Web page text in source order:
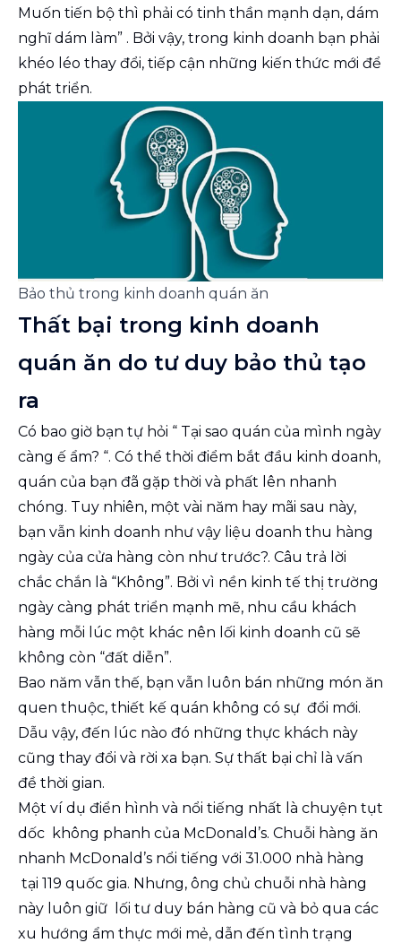
Muốn tiến bộ thì phải có tinh thần mạnh dạn, dám
nghĩ dám làm” . Bởi vậy, trong kinh doanh bạn phải
khéo léo thay đổi, tiếp cận những kiến thức mới để
phát triển.
Bảo thủ trong kinh doanh quán ăn
Thất bại trong kinh doanh
quán ăn do tư duy bảo thủ tạo
ra
Có bao giờ bạn tự hỏi “ Tại sao quán của mình ngày
càng ế ẩm? “. Có thể thời điểm bắt đầu kinh doanh,
quán của bạn đã gặp thời và phất lên nhanh
chóng. Tuy nhiên, một vài năm hay mãi sau này,
bạn vẫn kinh doanh như vậy liệu doanh thu hàng
ngày của cửa hàng còn như trước?. Câu trả lời
chắc chắn là “Không”. Bởi vì nền kinh tế thị trường
ngày càng phát triển mạnh mẽ, nhu cầu khách
hàng mỗi lúc một khác nên lối kinh doanh cũ sẽ
không còn “đất diễn”.
Bao năm vẫn thế, bạn vẫn luôn bán những món ăn
quen thuộc, thiết kế quán không có sự đổi mới.
Dẫu vậy, đến lúc nào đó những thực khách này
cũng thay đổi và rời xa bạn. Sự thất bại chỉ là vấn
đề thời gian.
Một ví dụ điển hình và nổi tiếng nhất là chuyện tụt
dốc không phanh của McDonald’s. Chuỗi hàng ăn
nhanh McDonald’s nổi tiếng với 31.000 nhà hàng
tại 119 quốc gia. Nhưng, ông chủ chuỗi nhà hàng
này luôn giữ lối tư duy bán hàng cũ và bỏ qua các
xu hướng ẩm thực mới mẻ, dẫn đến tình trạng